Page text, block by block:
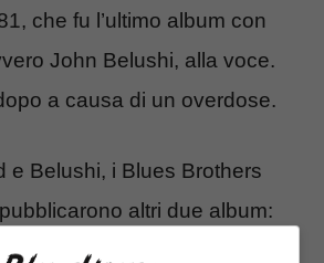
che fu l’ultimo album con
John Belushi, alla voce.
a causa di un overdose.
e Belushi, i Blues Brothers
altri due album:
nel 1990 e Red, White &